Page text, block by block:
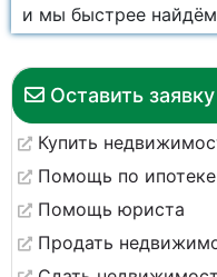
Оставить заявку
Купить
Помощь по ипотеке
Помощь юриста
Продать
и мы быстрее